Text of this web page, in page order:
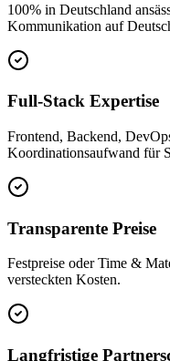
100% in Deutschland
Kommunikation auf
Full-Stack Expertise
Frontend, Backend,
Koordinationsaufwand für
Transparente Preise
Festpreise oder Time &
versteckten Kosten.
Langfristige